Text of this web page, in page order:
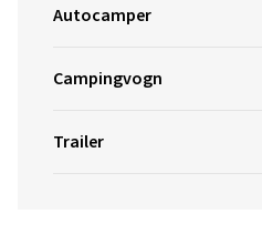
Autocamper
Campingvogn
Trailer